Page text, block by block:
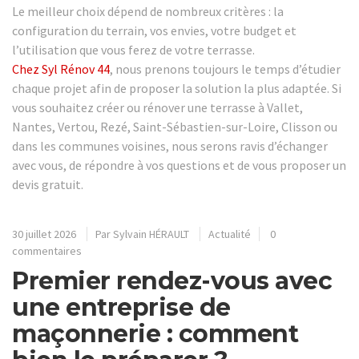
Le meilleur choix dépend de nombreux critères : la
configuration du terrain, vos envies, votre budget et
l’utilisation que vous ferez de votre terrasse.
Chez Syl Rénov 44, nous prenons toujours le temps d’étudier
chaque projet afin de proposer la solution la plus adaptée. Si
vous souhaitez créer ou rénover une terrasse à Vallet,
Nantes, Vertou, Rezé, Saint-Sébastien-sur-Loire, Clisson ou
dans les communes voisines, nous serons ravis d’échanger
avec vous, de répondre à vos questions et de vous proposer un
devis gratuit.
30 juillet 2026 ParSylvain HÉRAULT Actualité
0
commentaires
Premier rendez-vous avec
une entreprise de
maçonnerie : comment